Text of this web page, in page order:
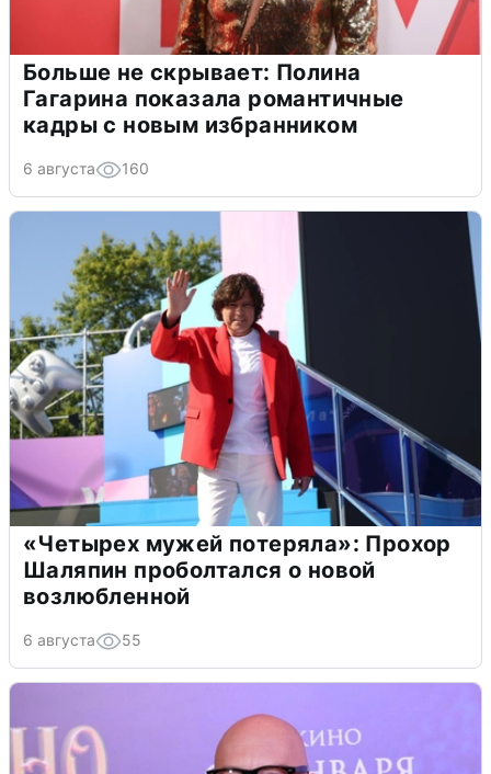
Больше не скрывает: Полина
Гагарина показала романтичные
кадры с новым избранником
6 августа 160
«Четырех мужей потеряла»: Прохор
Шаляпин проболтался о новой
возлюбленной
6 августа 55